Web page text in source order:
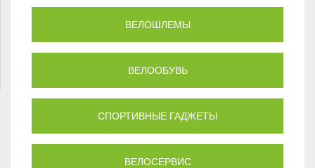
ВЕЛОШЛЕМЫ
ВЕЛООБУВЬ
СПОРТИВНЫЕ ГАДЖЕТЫ
ВЕЛОСЕРВИС